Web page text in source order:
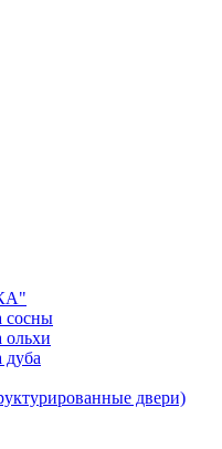
сосны
ольхи
дуба
двери)